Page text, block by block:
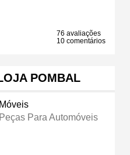
76 avaliações
10 comentários
POMBAL
Para Automóveis